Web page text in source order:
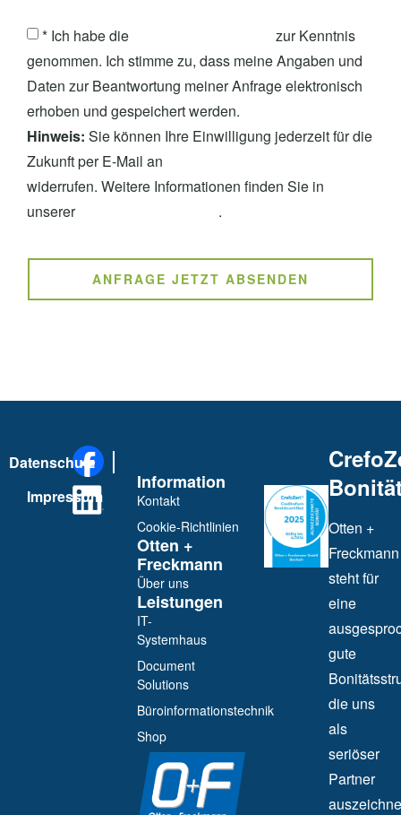
* Ich habe die
zur Kenntnis
genommen. Ich stimme zu, dass meine Angaben und
Daten zur Beantwortung meiner Anfrage elektronisch
erhoben und gespeichert werden.
Hinweis: Sie können Ihre Einwilligung jederzeit für die
Zukunft per E-Mail an
widerrufen. Weitere Informationen finden Sie in
unserer
.
ANFRAGE JETZT ABSENDEN
Otten +
Freckmann
steht für
eine
gute
die uns
als
seriöser
Partner
Otten +
Freckmann
Über uns
Leistungen
IT-
Systemhaus
Document
Solutions
Büroinformationstechnik
Shop
Information
Kontakt
Cookie-Richtlinien
Datenschutz
Impressum